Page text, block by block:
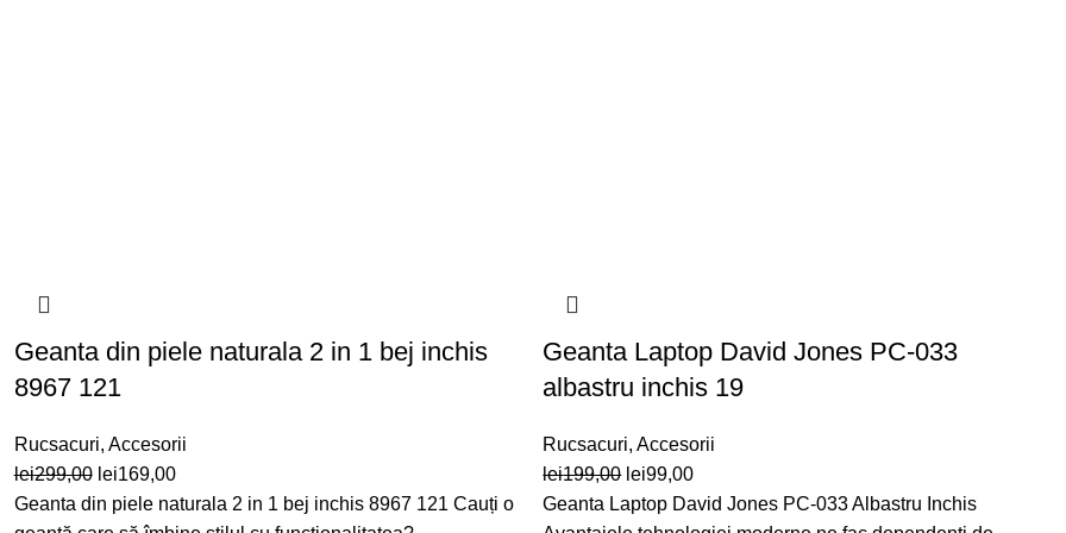
Geanta din piele naturala 2 in 1 bej inchis
8967 121
Rucsacuri, Accesorii
lei299,00 Prețul
inițial
lei169,00Prețul
curent
Geanta din piele naturala 2 in 1 bej inchis 8967 121 Cauți o
Geanta Laptop David Jones PC-033
albastru inchis 19
Rucsacuri,Accesorii
lei199,00 Prețul
inițial
lei99,00Prețul
curent
Geanta Laptop David Jones PC-033 Albastru Inchis